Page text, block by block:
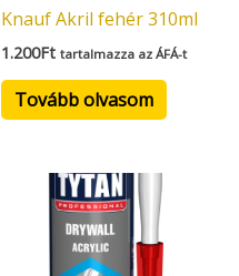
Knauf Akril fehér 310ml
1.200Ft tartalmazza az ÁFÁ-t
Tovább olvasom